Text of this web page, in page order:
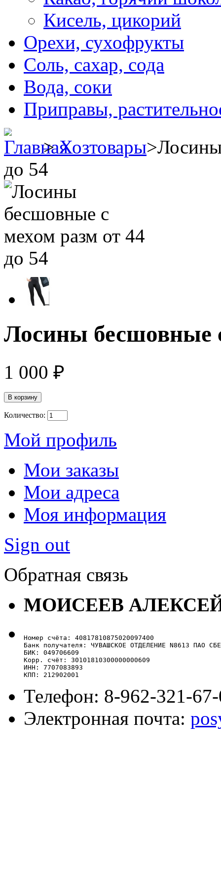
Кисель, цикорий
Орехи, сухофрукты
Соль, сахар, сода
Вода, соки
Приправы,
> Хозтовары>
до 54
Лосины бесшовные
1 000 ₽
Количество:
Мой профиль
Мои заказы
Мои адреса
Моя информация
Sign out
Обратная связь
МОИСЕЕВ
Номер счёта: 40817810875020097400
Банк получателя: ЧУВАШСКОЕ ОТДЕЛЕНИЕ N8613 ПАО
БИК: 049706609
Корр. счёт: 30101810300000000609
ИНН: 7707083893
КПП: 212902001
Телефон: 8-962-321-
Электронная почта: